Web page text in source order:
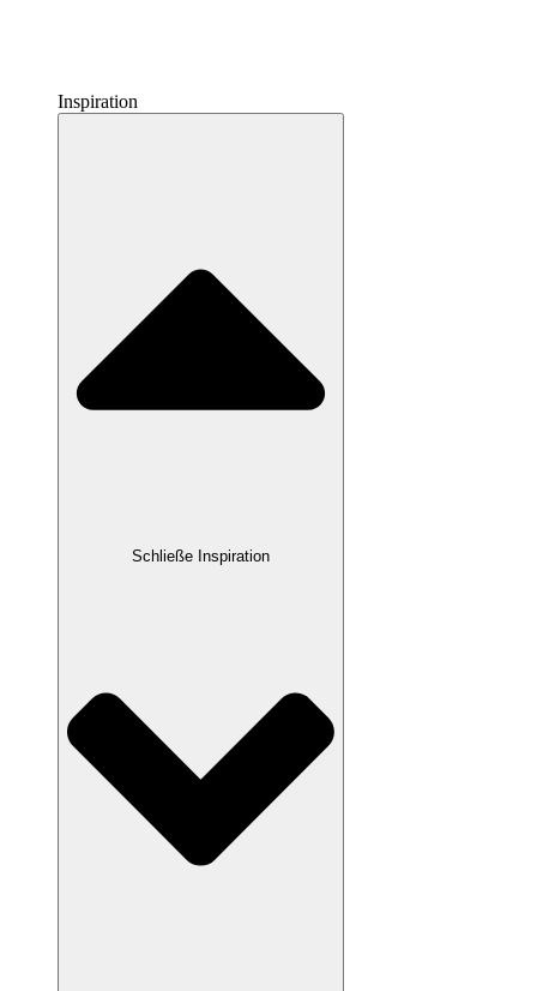
Inspiration
Schließe Inspiration